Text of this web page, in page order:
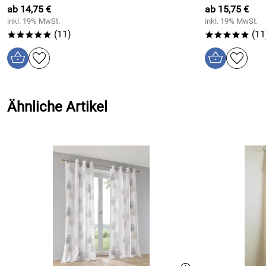
Bewertungsdatum: 22.01.2024
ab 14,75 €
inkl. 19% MwSt.
***** (11)
ab 15,75 €
inkl. 19% MwSt.
*****
Ähnliche Artikel